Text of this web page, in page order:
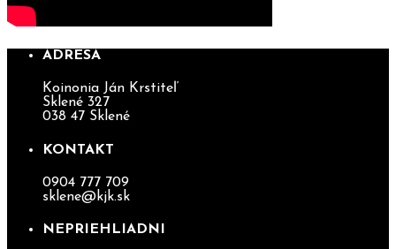
ADRESA
Koinonia Ján Krstiteľ
Sklené 327
038 47 Sklené
KONTAKT
0904 777 709
sklene@kjk.sk
NEPRIEHLIADNI